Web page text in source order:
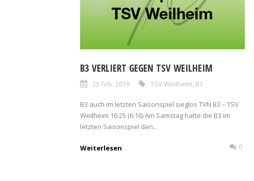
B3 VERLIERT GEGEN TSV WEILHEIM
25 Feb. 2019 TSV Weilheim, B3
B3 auch im letzten Saisonspiel sieglos TVN B3 – TSV
Weilheim 16:25 (6:16) Am Samstag hatte die B3 im
letzten Saisonspiel den...
Weiterlesen 0